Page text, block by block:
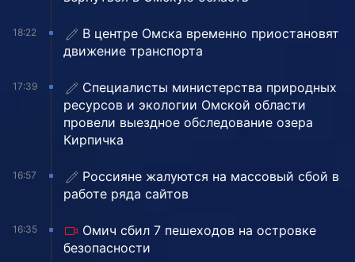
18:22
В центре Омска временно приостановят
движение транспорта
17:39
Специалисты министерства природных
ресурсов и экологии Омской области
провели выездное обследование озера
Кирпичка
16:57
Россияне жалуются на массовый сбой в
работе ряда сайтов
16:35
Омич сбил 7 пешеходов на островке
безопасности